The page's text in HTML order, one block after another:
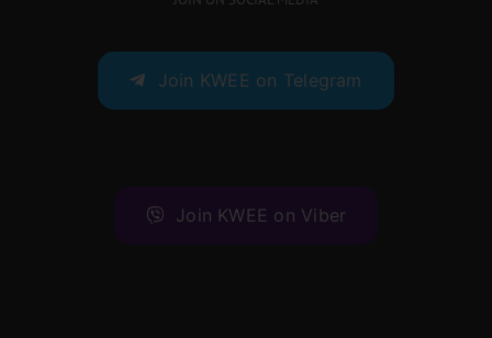
Join KWEE on Telegram
Join KWEE on Viber